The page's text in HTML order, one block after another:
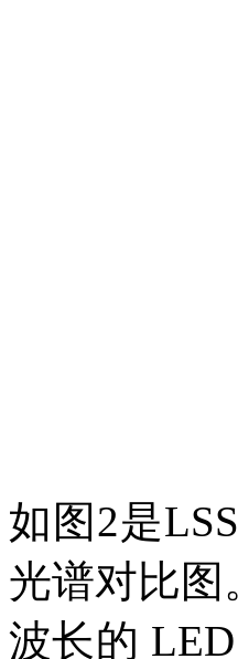
如图2是
光谱对比图
波长的